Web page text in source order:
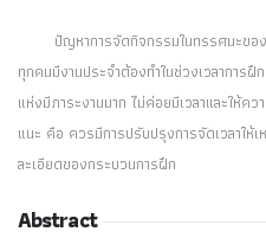
ปัญหาการจัดกิจกรรมในทรรศนะของ
ทุกคนมีงานประจำต้องทำในช่วงเวลาการ
แห่งมีภาระงานมาก ไม่ค่อยมีเวลาและให้ค
แนะ คือ ควรมีการปรับปรุงการจัดเวลาให้
ละเอียดของกระบวนการฝึก
Abstract